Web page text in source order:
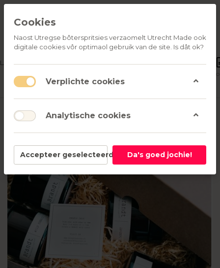
ONS
Cookies
Naost Utregse bôterspritsies verzaomelt Utrecht Made ook
digitale cookies vôr optimaol gebruik van de site. Is dât ok?
Verplichte cookies
Analytische cookies
Accepteer geselecteerd Da's goed jochie!